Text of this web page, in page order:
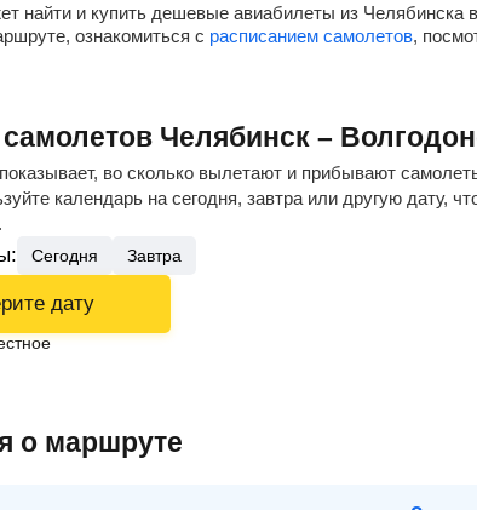
найти и купить дешевые авиабилеты из Челябинска
ознакомиться с расписанием самолетов,
самолетов Челябинск –
во сколько вылетают и прибывают
календарь на сегодня, завтра или другую дату,
Сегодня Завтра
дату
о маршруте